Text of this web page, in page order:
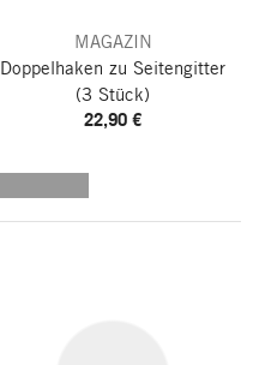
MAGAZIN
Doppelhaken zu Seitengitter
(3 Stück)
22,90 €